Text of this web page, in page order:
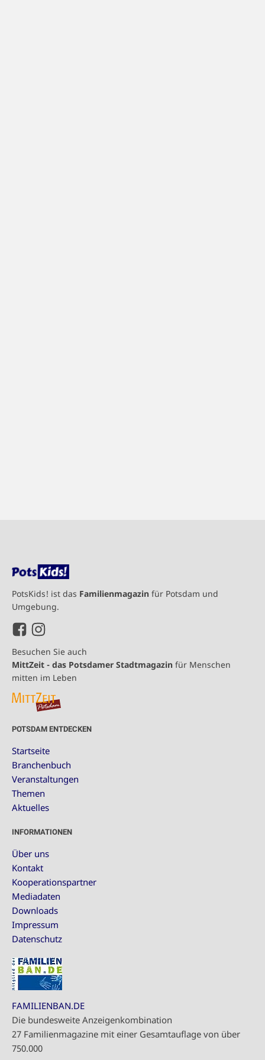
PotsKids! ist das Familienmagazin für Potsdam und
Umgebung.
Besuchen Sie auch
MittZeit - das Potsdamer Stadtmagazin für Menschen
mitten im Leben
POTSDAM ENTDECKEN
Startseite
Branchenbuch
Veranstaltungen
Themen
Aktuelles
INFORMATIONEN
Über uns
Kontakt
Kooperationspartner
Mediadaten
Downloads
Impressum
Datenschutz
FAMILIENBAN.DE
Die bundesweite Anzeigenkombination
27 Familienmagazine mit einer Gesamtauflage von über
750.000